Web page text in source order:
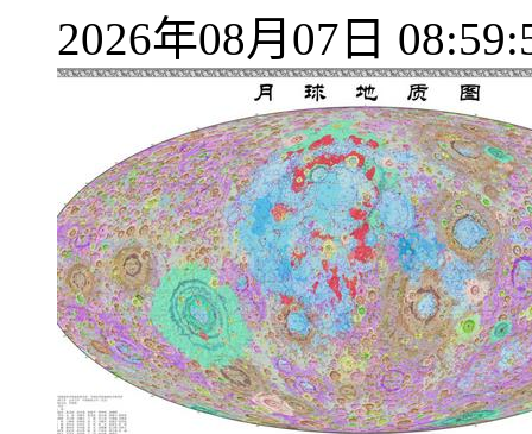
2026年08月07日